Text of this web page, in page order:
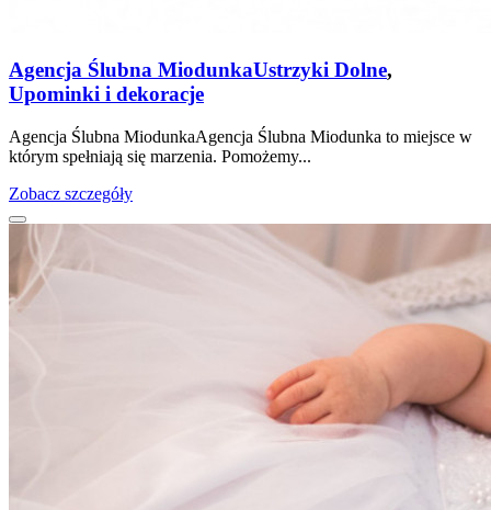
Agencja Ślubna MiodunkaUstrzyki Dolne,
Upominki i dekoracje
Agencja Ślubna MiodunkaAgencja Ślubna Miodunka to miejsce w
którym spełniają się marzenia. Pomożemy...
Zobacz szczegóły